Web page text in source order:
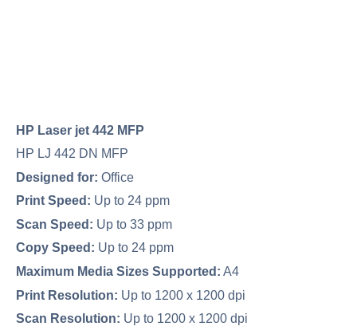
HP Laser jet 442 MFP
HP LJ 442 DN MFP
Designed for: Office
Print Speed: Up to 24 ppm
Scan Speed: Up to 33 ppm
Copy Speed: Up to 24 ppm
Maximum Media Sizes Supported: A4
Print Resolution: Up to 1200 x 1200 dpi
Scan Resolution: Up to 1200 x 1200 dpi